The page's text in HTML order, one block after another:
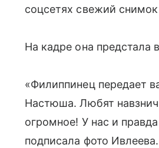
соцсетях свежий
На кадре она предстала
«Филиппинец передает
Настюша. Любят
огромное! У нас и
подписала фото Ивлеева.